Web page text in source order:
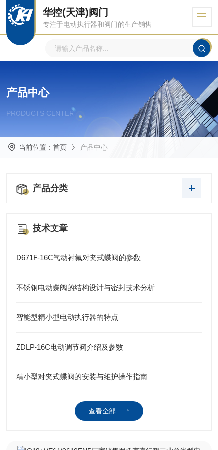
华控(天津)阀门
专注于电动执行器和阀门的生产销售
产品中心
PRODUCTS CENTER
当前位置： 首页 产品中心
产品分类
技术文章
D671F-16C气动衬氟对夹式蝶阀的参数
不锈钢电动蝶阀的结构设计与密封技术分析
智能型精小型电动执行器的特点
ZDLP-16C电动调节阀介绍及参数
精小型对夹式蝶阀的安装与维护操作指南
查看全部